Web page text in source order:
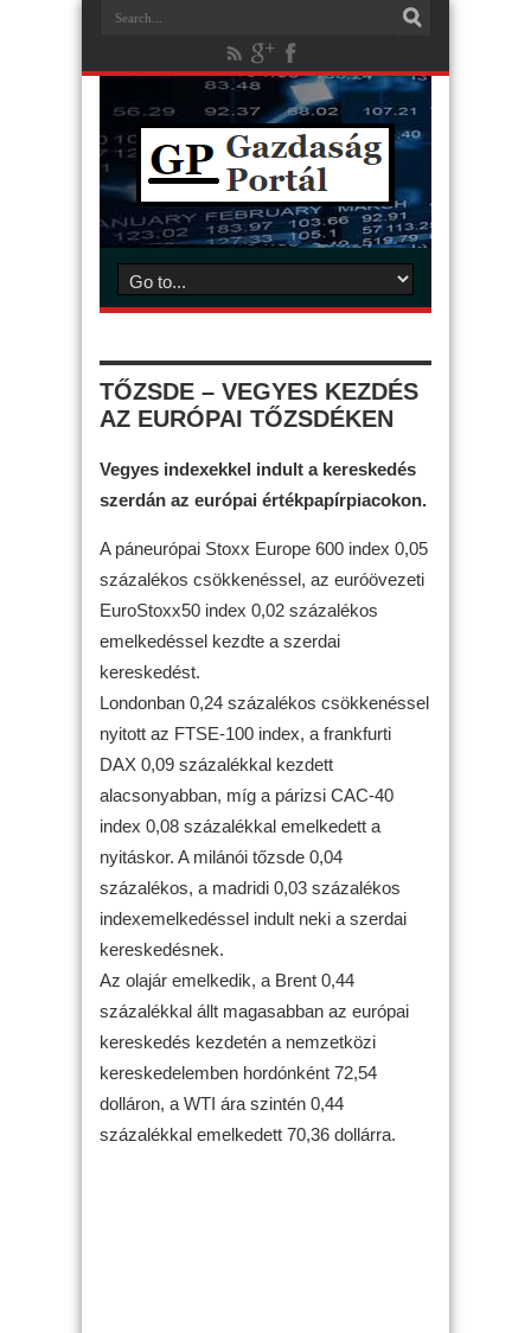
TŐZSDE – VEGYES KEZDÉS
AZ EURÓPAI TŐZSDÉKEN
Vegyes indexekkel indult a kereskedés
szerdán az európai értékpapírpiacokon.
A páneurópai Stoxx Europe 600 index 0,05
százalékos csökkenéssel, az euróövezeti
EuroStoxx50 index 0,02 százalékos
emelkedéssel kezdte a szerdai
kereskedést.
Londonban 0,24 százalékos csökkenéssel
nyitott az FTSE-100 index, a frankfurti
DAX 0,09 százalékkal kezdett
alacsonyabban, míg a párizsi CAC-40
index 0,08 százalékkal emelkedett a
nyitáskor. A milánói tőzsde 0,04
százalékos, a madridi 0,03 százalékos
indexemelkedéssel indult neki a szerdai
kereskedésnek.
Az olajár emelkedik, a Brent 0,44
százalékkal állt magasabban az európai
kereskedés kezdetén a nemzetközi
kereskedelemben hordónként 72,54
dolláron, a WTI ára szintén 0,44
százalékkal emelkedett 70,36 dollárra.